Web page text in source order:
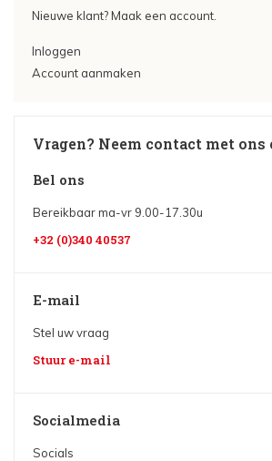
Nieuwe klant? Maak een account.
Inloggen
Account aanmaken
Vragen? Neem contact met ons
Bel ons
Bereikbaar ma-vr 9.00-17.30u
+32 (0)340 40537
E-mail
Stel uw vraag
Stuur e-mail
Socialmedia
Socials